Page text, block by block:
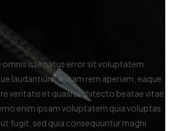
omnis iste natus error sit voluptatem
laudantium, totam rem aperiam, eaque
veritatis et quasi architecto beatae vitae
enim ipsam voluptatem quia voluptas
fugit, sed quia consequuntur magni